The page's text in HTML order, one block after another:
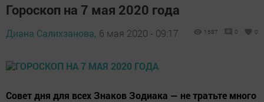
Гороскоп на 7 мая 2020 года
Диана Салихзанова, 6 мая 2020 - 09:17 1687 0 0
Совет дня для всех Знаков Зодиака — не тратьте много